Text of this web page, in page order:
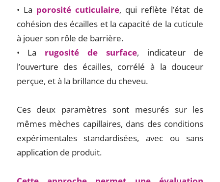
• La porosité cuticulaire, qui reflète l’état de
cohésion des écailles et la capacité de la cuticule
à jouer son rôle de barrière.
• La rugosité de surface, indicateur de
l’ouverture des écailles, corrélé à la douceur
perçue, et à la brillance du cheveu.
Ces deux paramètres sont mesurés sur les
mêmes mèches capillaires, dans des conditions
expérimentales standardisées, avec ou sans
application de produit.